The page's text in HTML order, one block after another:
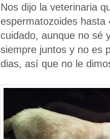
Nos dijo la veterinaria
espermatozoides
cuidado, aunque no sé
siempre juntos y no es
dias, así que no le